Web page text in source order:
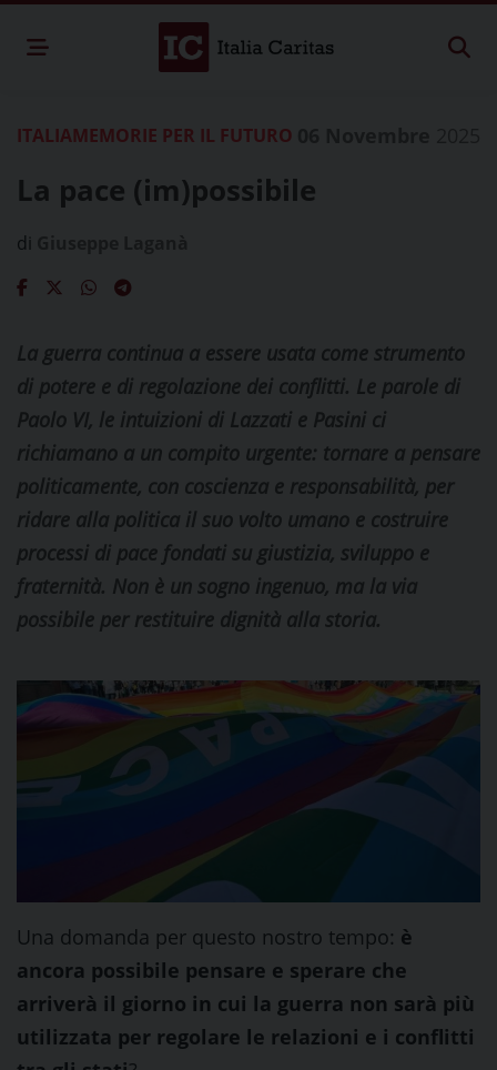
ITALIAMEMORIE PER IL FUTURO
La pace (im)possibile
di
La guerra continua a essere usata come strumento
di potere e di regolazione dei conflitti. Le parole di
Paolo VI, le intuizioni di Lazzati e Pasini ci
richiamano a un compito urgente: tornare a pensare
politicamente, con coscienza e responsabilità, per
ridare alla politica il suo volto umano e costruire
processi di pace fondati su giustizia, sviluppo e
fraternità. Non è un sogno ingenuo, ma la via
possibile per restituire dignità alla storia.
Una domanda per questo nostro tempo: è
ancora possibile pensare e sperare che
arriverà il giorno in cui la guerra non sarà più
utilizzata per regolare le relazioni e i conflitti